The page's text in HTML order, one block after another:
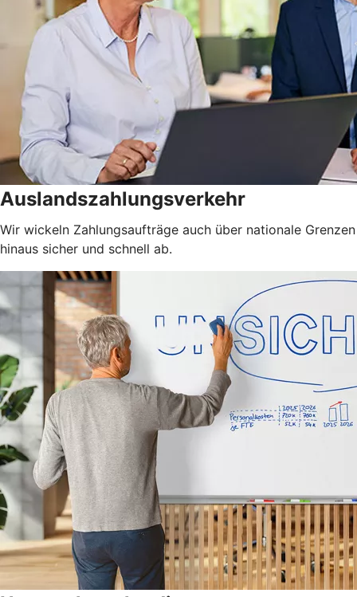
Auslandszahlungsverkehr
Wir wickeln Zahlungsaufträge auch über nationale Grenzen
hinaus sicher und schnell ab.